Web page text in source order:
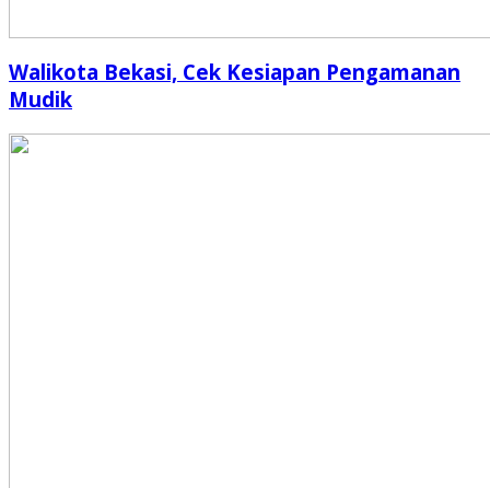
Walikota Bekasi, Cek Kesiapan Pengamanan
Mudik